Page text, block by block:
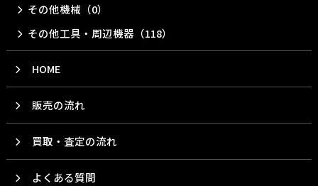
その他機械（0）
その他工具・周辺機器（118）
HOME
販売の流れ
買取・査定の流れ
よくある質問